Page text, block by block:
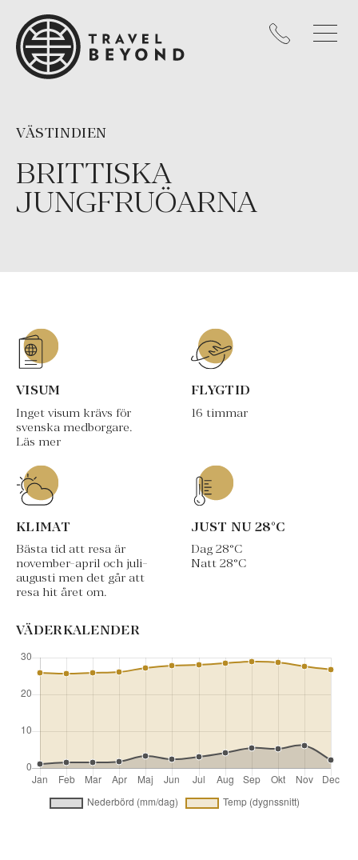
BRITTISKA
JUNGFRUÖARNA
VÄSTINDIEN
VISUM
Inget visum krävs för
svenska medborgare.
Läs mer
FLYGTID
16 timmar
KLIMAT
Bästa tid att resa är
november-april och juli-
augusti men det går att
resa hit året om.
JUST NU 28°C
Dag 28°C
Natt 28°C
VÄDERKALENDER